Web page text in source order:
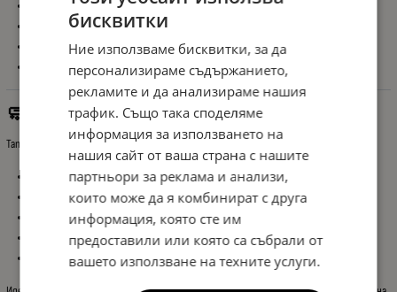
Устойчива на износване
Лесна за почистване
Не задържа мръсотия
Подходяща за ежедневно ползване
🧼 Защита на Оригиналния Интериор
Тапицерията предпазва фабричните седалки от:
Замърсяване
Износване
Бактерии и мухъл
бисквитки
Ние използваме бисквитки, за да
персонализираме съдържанието,
рекламите и да анализираме нашия
трафик. Също така споделяме
информация за използването на
нашия сайт от ваша страна с нашите
партньори за реклама и анализи,
които може да я комбинират с друга
информация, която сте им
предоставили или която са събрали от
вашето използване на техните услуги.